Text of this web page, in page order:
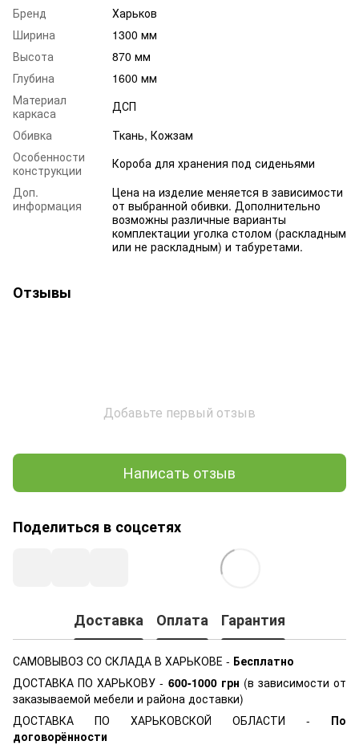
Бренд
Харьков
Ширина
1300 мм
Высота
870 мм
Глубина
1600 мм
Материал
каркаса
ДСП
Обивка
Ткань, Кожзам
Особенности
конструкции
Короба для хранения под сиденьями
Доп.
информация
Цена на изделие меняется в зависимости
от выбранной обивки. Дополнительно
возможны различные варианты
комплектации уголка столом (раскладным
или не раскладным) и табуретами.
Отзывы
Добавьте первый отзыв
Написать отзыв
Поделиться в соцсетях
Доставка Оплата Гарантия
САМОВЫВОЗ СО СКЛАДА В ХАРЬКОВЕ - Бесплатно
ДОСТАВКА ПО ХАРЬКОВУ - 600-1000грн (в зависимости от
заказываемой мебели и района доставки)
ДОСТАВКА ПО ХАРЬКОВСКОЙ ОБЛАСТИ - По
договорённости